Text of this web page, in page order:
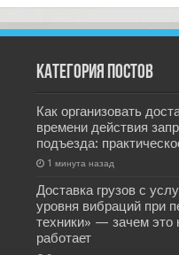
Категория постов
Как организовать
времени действия
подъезда:
1 минута назад
Доставка грузов с
уровня вибраций при
техники» — зачем это
работает